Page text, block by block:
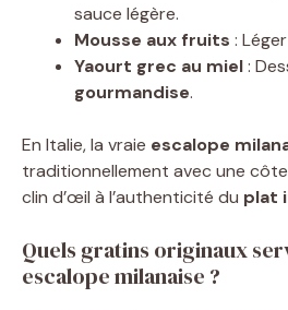
sauce légère.
Mousse aux fruits :
Yaourt grec au miel:
gourmandise.
En Italie, la vraie escalope
traditionnellement avec une
clin d’œil à l’authenticité du plat
Quels gratins originaux
escalope milanaise ?